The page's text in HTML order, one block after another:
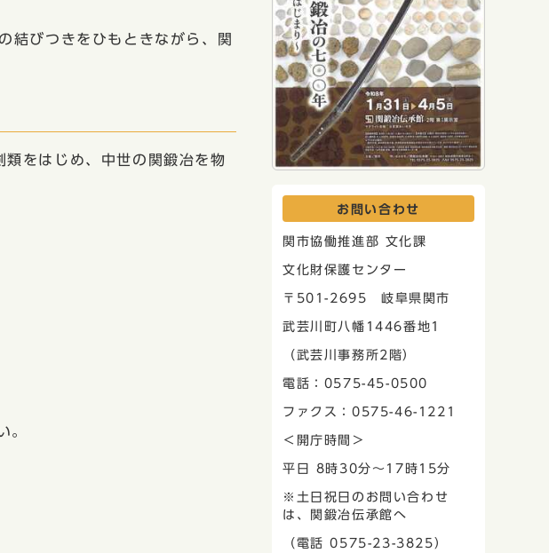
びつきをひもときながら、関
をはじめ、中世の関鍛冶を物
。
お問い合わせ
関市協働推進部 文化課
文化財保護センター
〒501-2695 岐阜県関市
武芸川町八幡1446番地1
（武芸川事務所2階）
電話：0575-45-0500
ファクス：0575-46-1221
＜開庁時間＞
平日 8時30分〜17時15分
※土日祝日のお問い合わせ
は、関鍛冶伝承館へ
（電話 0575-23-3825）